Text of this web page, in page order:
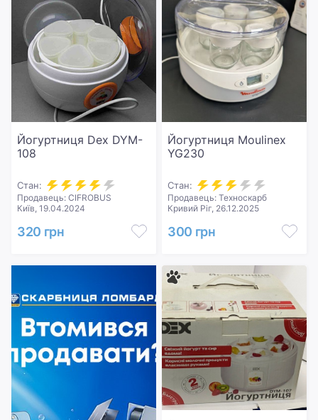
Йогуртниця Dex DYM-
108
Стан:
Продавець: CIFROBUS
Київ, 19.04.2024
320 грн
Йогуртниця Moulinex
YG230
Стан:
Продавець: Техноскарб
Кривий Ріг, 26.12.2025
300 грн